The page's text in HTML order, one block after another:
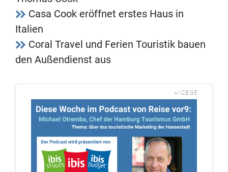
Casa Cook eröffnet erstes Haus in
Italien
Coral Travel und Ferien Touristik bauen
den Außendienst aus
ANZEIGE